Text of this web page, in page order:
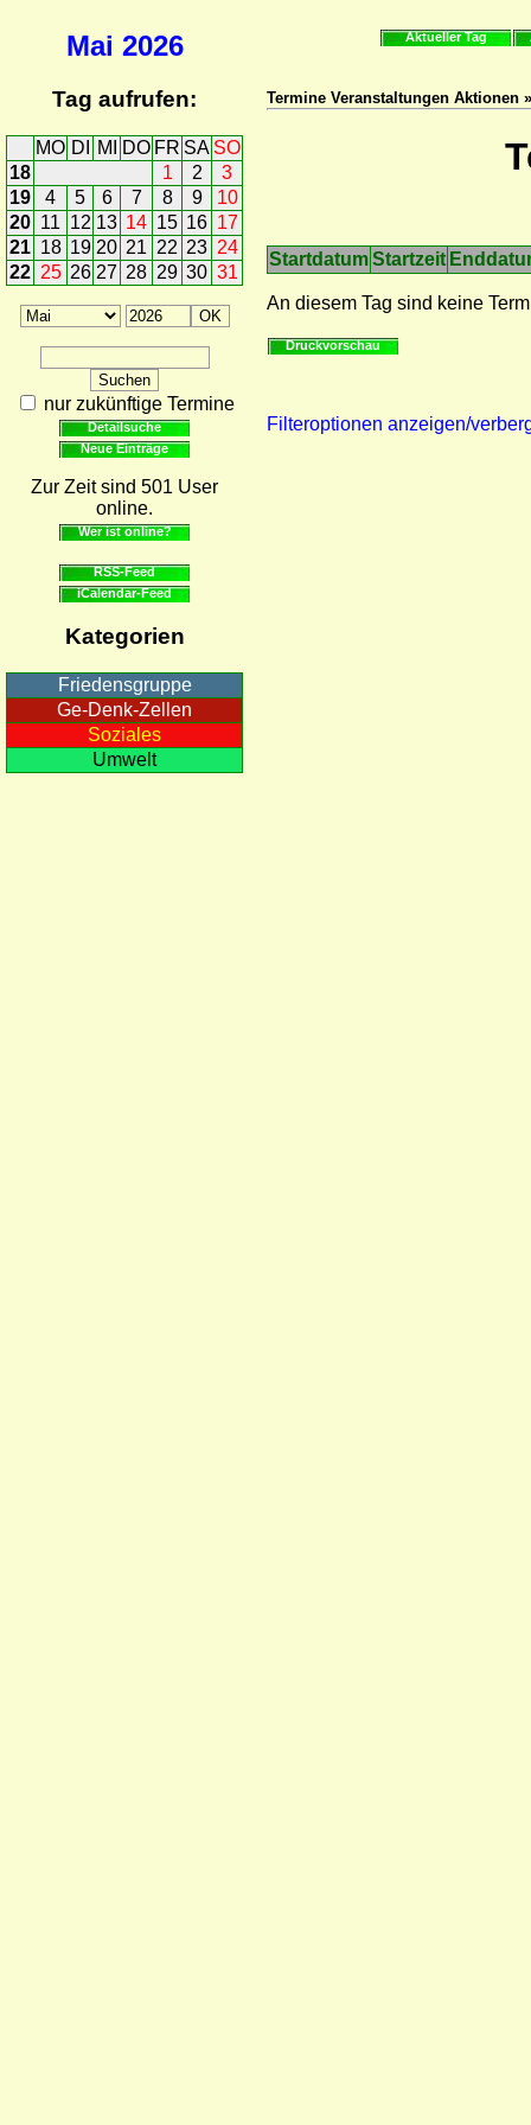
Mai 2026
Tag aufrufen:
MO DI MI DO FR SA SO
18
1 2
3
19
4 5 6 7 8 9
10
20 11 12 13 14 15 16 17
21 18 19 20 21 22 23 24
22 25 26 27 28 29 30 31
nur zukünftige Termine
Detailsuche
Neue Einträge
Zur Zeit sind 501 User
online.
Wer ist online?
RSS-Feed
iCalendar-Feed
Kategorien
Friedensgruppe
Ge-Denk-Zellen
Soziales
Umwelt
Aktueller Tag
Termine Veranstaltungen Aktionen
StartdatumStartzeit
An diesem Tag sind keine
Druckvorschau
Filteroptionen anzeigen/